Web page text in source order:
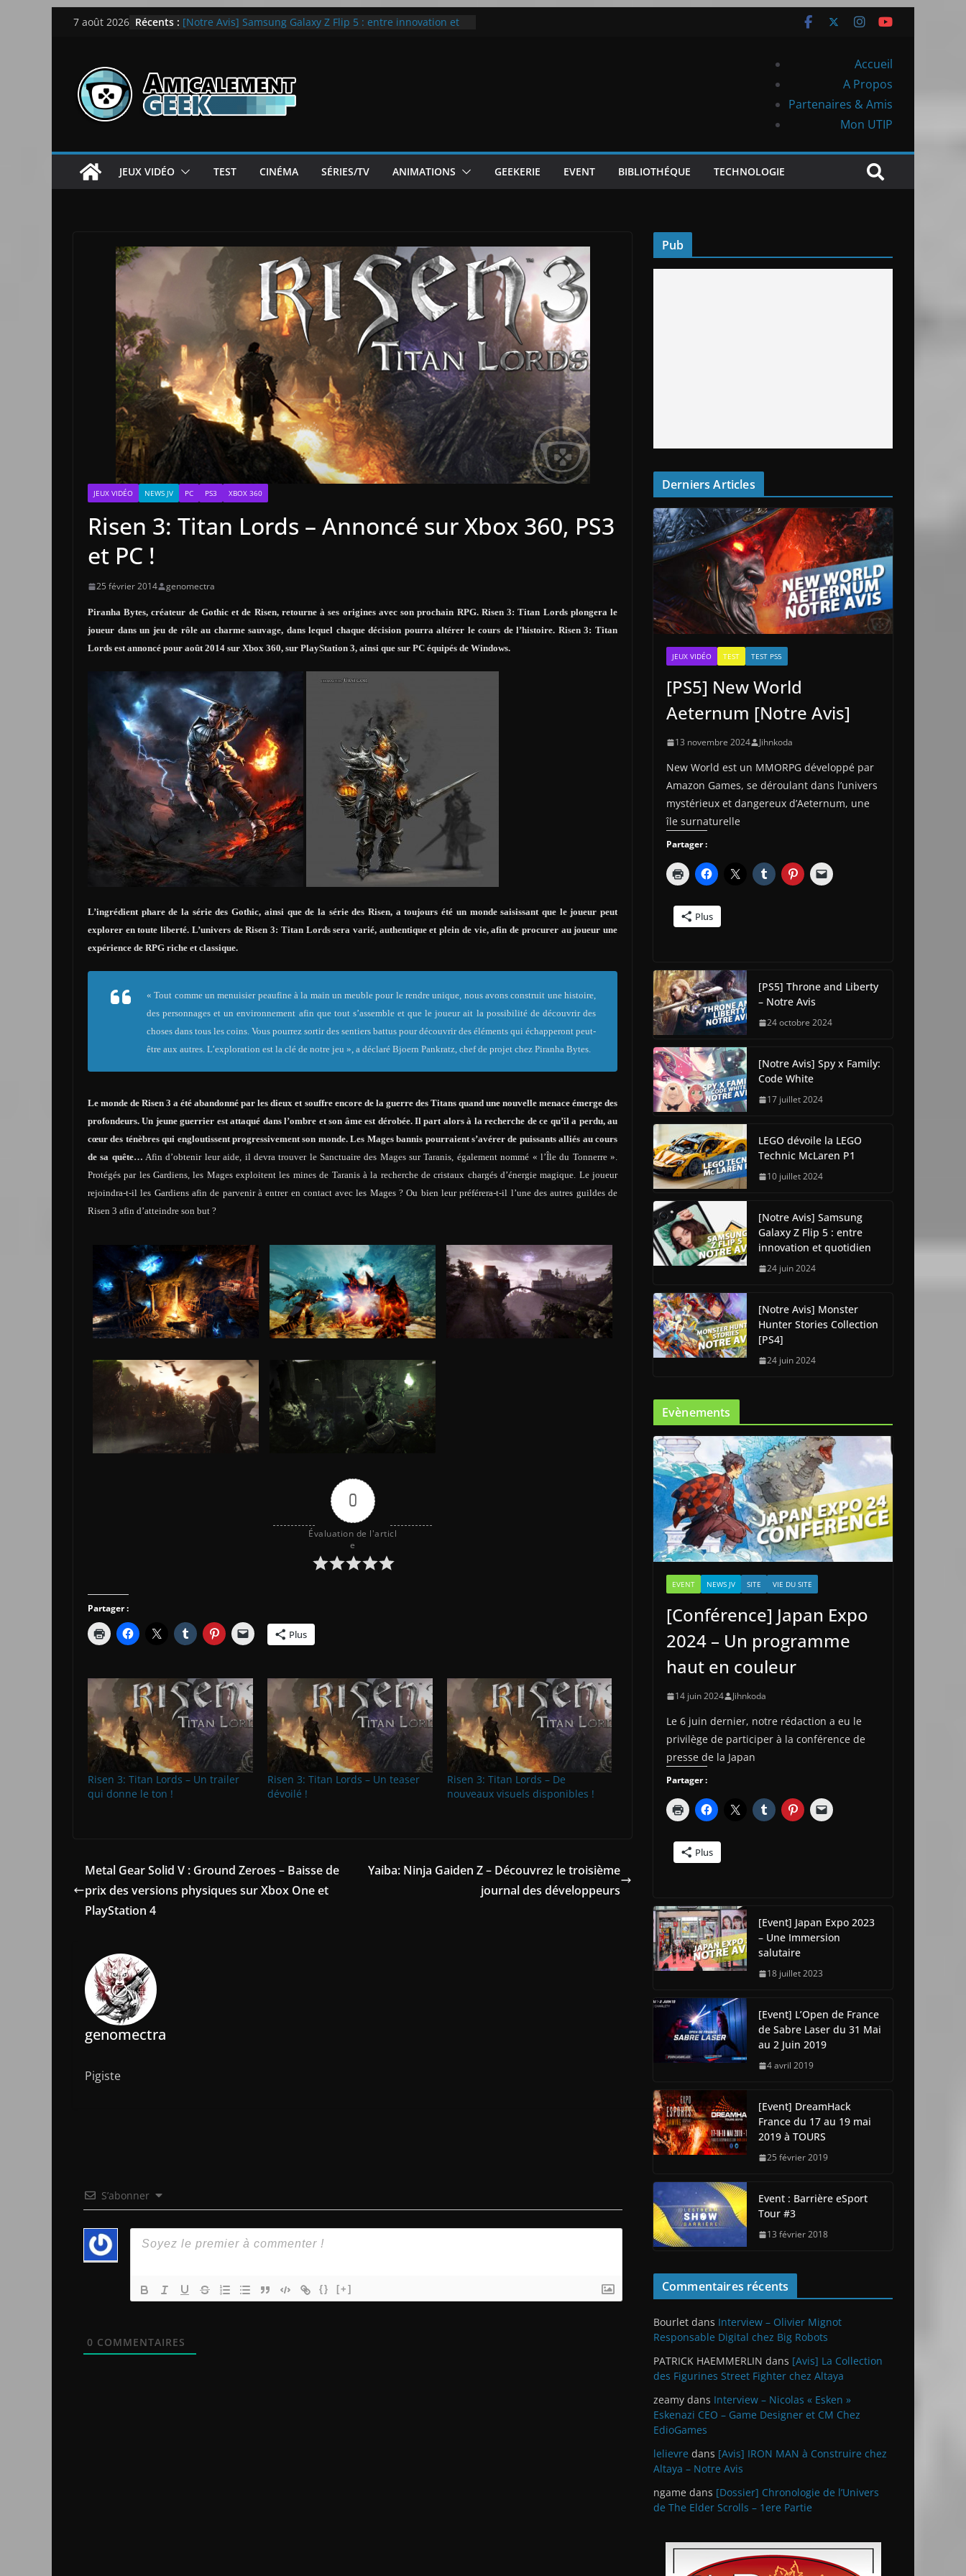
Passer7 août 2026 Récents : [Notre Avis] Samsung Galaxy Z Flip 5 : entre innovation et
[Notre Avis] Spy x Family: Code White
LEGO dévoile la LEGO Technic McLaren P1
Accueil
A Propos
Partenaires & Amis
Mon UTIP
JEUX VIDÉO TEST CINÉMA SÉRIES/TV ANIMATIONS GEEKERIE EVENT BIBLIOTHÉQUE TECHNOLOGIE
JEUX VIDÉO NEWS JV PC PS3 XBOX 360
Risen 3: Titan Lords – Annoncé sur Xbox 360, PS3
et PC !
25 février 2014 genomectra
Piranha Bytes, créateur de Gothic et de Risen, retourne à ses origines avec son prochain RPG. Risen 3: Titan Lords plongera le
joueur dans un jeu de rôle au charme sauvage, dans lequel chaque décision pourra altérer le cours de l’histoire. Risen 3: Titan
Lords est annoncé pour août 2014 sur Xbox 360, sur PlayStation 3, ainsi que sur PC équipés de Windows.
L’ingrédient phare de la série des Gothic, ainsi que de la série des Risen, a toujours été un monde saisissant que le joueur peut
explorer en toute liberté. L’univers de Risen 3: Titan Lords sera varié, authentique et plein de vie, afin de procurer au joueur une
expérience de RPG riche et classique.
« Tout comme un menuisier peaufine à la main un meuble pour le rendre unique, nous avons construit une histoire,
des personnages et un environnement afin que tout s’assemble et que le joueur ait la possibilité de découvrir des
choses dans tous les coins. Vous pourrez sortir des sentiers battus pour découvrir des éléments qui échapperont peut-
être aux autres. L’exploration est la clé de notre jeu », a déclaré Bjoern Pankratz, chef de projet chez Piranha Bytes.
Le monde de Risen 3 a été abandonné par les dieux et souffre encore de la guerre des Titans quand une nouvelle menace émerge des
profondeurs. Un jeune guerrier est attaqué dans l’ombre et son âme est dérobée. Il part alors à la recherche de ce qu’il a perdu, au
cœur des ténèbres qui engloutissent progressivement son monde. Les Mages bannis pourraient s’avérer de puissants alliés au cours
de sa quête… Afin d’obtenir leur aide, il devra trouver le Sanctuaire des Mages sur Taranis, également nommé « l’Île du Tonnerre ».
Protégés par les Gardiens, les Mages exploitent les mines de Taranis à la recherche de cristaux chargés d’énergie magique. Le joueur
rejoindra-t-il les Gardiens afin de parvenir à entrer en contact avec les Mages ? Ou bien leur préférera-t-il l’une des autres guildes de
Risen 3 afin d’atteindre son but ?
0
Évaluation de l'articl
e
Partager :
Plus
Risen 3: Titan Lords – Un trailer
qui donne le ton !
Risen 3: Titan Lords – Un teaser
dévoilé !
Risen 3: Titan Lords – De
nouveaux visuels disponibles !
Metal Gear Solid V : Ground Zeroes – Baisse de
prix des versions physiques sur Xbox One et
PlayStation 4
Yaiba: Ninja Gaiden Z – Découvrez le troisième
journal des développeurs
genomectra
Pigiste
S’abonner
{} [+]
0 COMMENTAIRES
Pub
Derniers Articles
JEUX VIDÉO TEST TEST PS5
[PS5] New World
Aeternum [Notre Avis]
13 novembre 2024 Jihnkoda
New World est un MMORPG développé par
Amazon Games, se déroulant dans l’univers
mystérieux et dangereux d’Aeternum, une
île surnaturelle
Partager :
Plus
[PS5] Throne and Liberty
– Notre Avis
24 octobre 2024
[Notre Avis] Spy x Family:
Code White
17 juillet 2024
LEGO dévoile la LEGO
Technic McLaren P1
10 juillet 2024
[Notre Avis] Samsung
Galaxy Z Flip 5 : entre
innovation et quotidien
24 juin 2024
[Notre Avis] Monster
Hunter Stories Collection
[PS4]
24 juin 2024
Evènements
EVENT NEWS JV SITE VIE DU SITE
[Conférence] Japan Expo
2024 – Un programme
haut en couleur
14 juin 2024 Jihnkoda
Le 6 juin dernier, notre rédaction a eu le
privilège de participer à la conférence de
presse de la Japan
Partager :
Plus
[Event] Japan Expo 2023
– Une Immersion
salutaire
18 juillet 2023
[Event] L’Open de France
de Sabre Laser du 31 Mai
au 2 Juin 2019
4 avril 2019
[Event] DreamHack
France du 17 au 19 mai
2019 à TOURS
25 février 2019
Event : Barrière eSport
Tour #3
13 février 2018
Commentaires récents
Bourlet dans Interview – Olivier Mignot
Responsable Digital chez Big Robots
PATRICK HAEMMERLIN dans [Avis] La Collection
des Figurines Street Fighter chez Altaya
zeamy dans Interview – Nicolas « Esken »
Eskenazi CEO – Game Designer et CM Chez
EdioGames
lelievre dans [Avis] IRON MAN à Construire chez
Altaya – Notre Avis
ngame dans [Dossier] Chronologie de l’Univers
de The Elder Scrolls – 1ere Partie